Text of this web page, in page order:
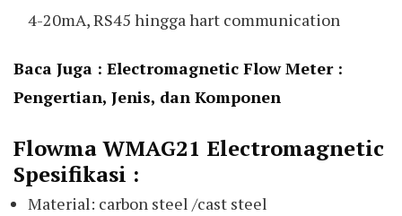
4-20mA, RS45 hingga hart communication
Baca Juga : Electromagnetic Flow Meter :
Pengertian, Jenis, dan Komponen
Flowma WMAG21 Electromagnetic
Spesifikasi :
Material: carbon steel /cast steel